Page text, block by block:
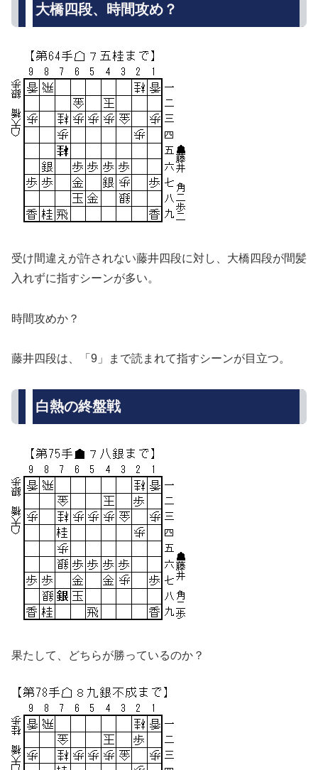
大橋四段、時間攻め？
受け間違えが許されない藤井四段に対し、大橋四段が間髪
入れずに指すシーンが多い。
時間攻めか？
藤井四段は、「9」まで読まれて指すシーンが目立つ。
白熱の終盤戦
果たして、どちらが勝っているのか？